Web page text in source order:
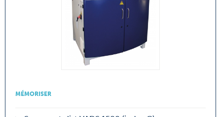
MÉMORISER